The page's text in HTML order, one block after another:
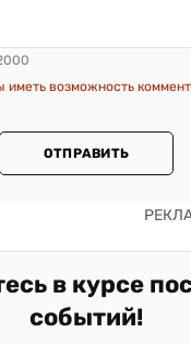
иметь возможность
ОТПРАВИТЬ
в курсе
событий!